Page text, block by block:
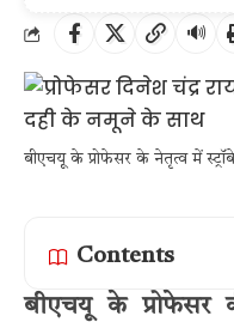
🔊
बीएचयू के प्रोफेसर के नेतृत्व में
Contents
बीएचयू के प्रोफेसर